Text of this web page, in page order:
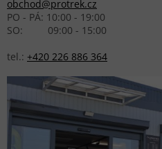
obchod@protrek.cz
PO - PÁ: 10:00 - 19:00
SO: 09:00 - 15:00
tel.: +420 226 886 364